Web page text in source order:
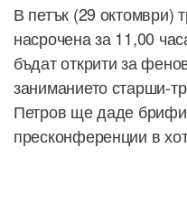
В петък (29 октомври)
насрочена за 11,00
бъдат открити за
заниманието старши-
Петров ще даде
пресконференции в